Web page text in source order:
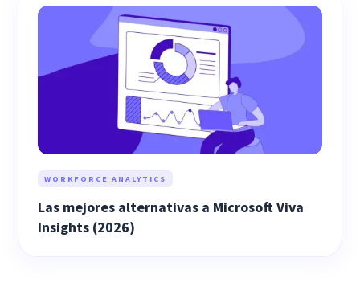
WORKFORCE ANALYTICS
Las mejores alternativas a Microsoft Viva
Insights (2026)